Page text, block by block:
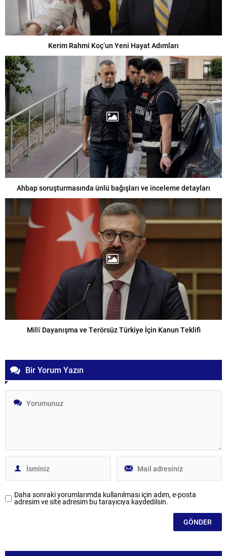
Kerim Rahmi Koç’un Yeni Hayat Adımları
Ahbap soruşturmasında ünlü bağışları ve inceleme detayları
Millî Dayanışma ve Terörsüz Türkiye İçin Kanun Teklifi
Bir Yorum Yazın
Daha sonraki yorumlarımda kullanılması için adım, e-posta
adresim ve site adresim bu tarayıcıya kaydedilsin.